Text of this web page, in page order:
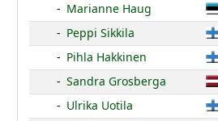
- Marianne Haug
- Peppi Sikkila
- Pihla Hakkinen
- Sandra Grosberga
- Ulrika Uotila